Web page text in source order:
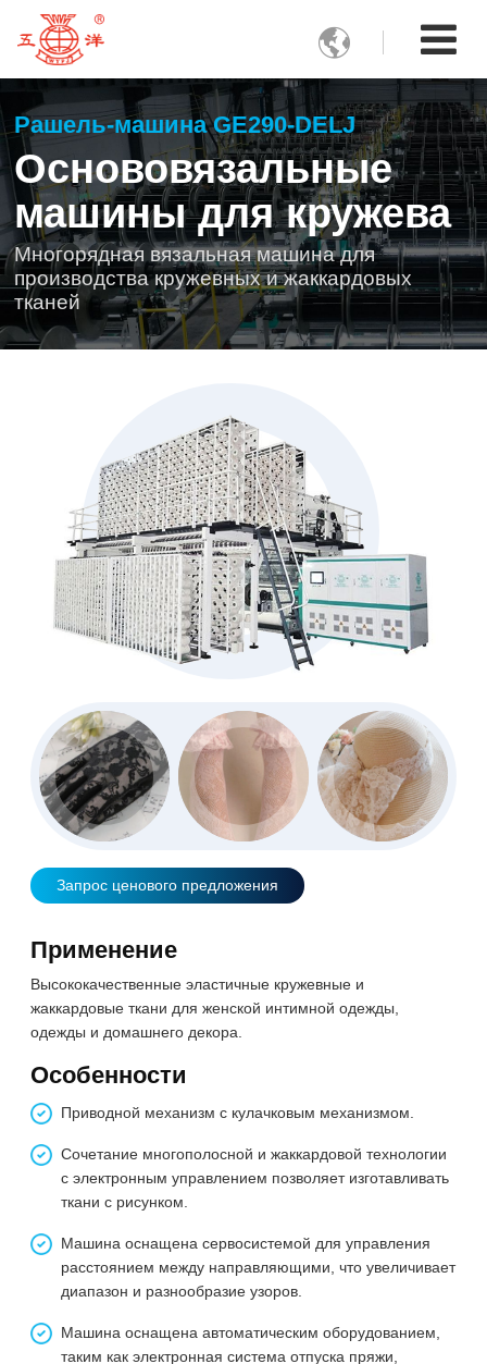

Рашель-машина GE290-DELJ
Основовязальные
машины для кружева
Многорядная вязальная машина для
производства кружевных и жаккардовых
тканей
Запрос ценового предложения
Применение
Высококачественные эластичные кружевные и
жаккардовые ткани для женской интимной одежды,
одежды и домашнего декора.
Особенности
Приводной механизм с кулачковым механизмом.
Сочетание многополосной и жаккардовой технологии
с электронным управлением позволяет изготавливать
ткани с рисунком.
Машина оснащена сервосистемой для управления
расстоянием между направляющими, что увеличивает
диапазон и разнообразие узоров.
Машина оснащена автоматическим оборудованием,
таким как электронная система отпуска пряжи,